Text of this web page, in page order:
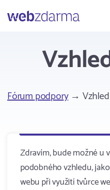
Webzdarma
Fórum podpory→ Vzhled
Zdravím, bude možné u
podobného vzhledu,
webu při využití tvůrce